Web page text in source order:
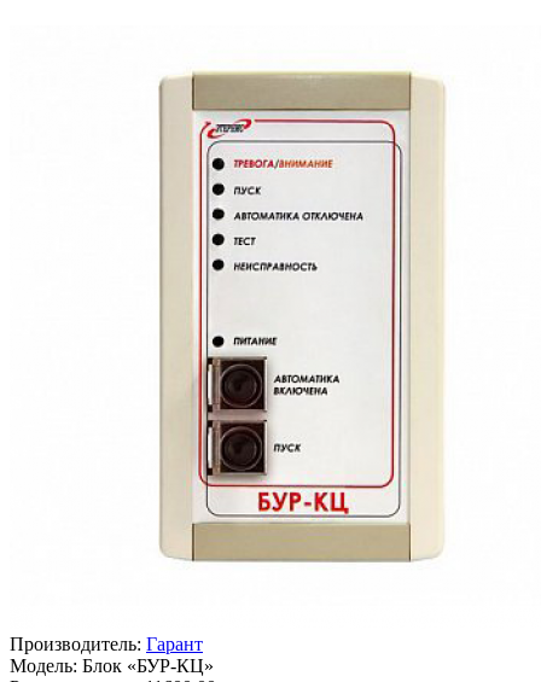
Производитель: Гарант
Модель: Блок «БУР-КЦ»